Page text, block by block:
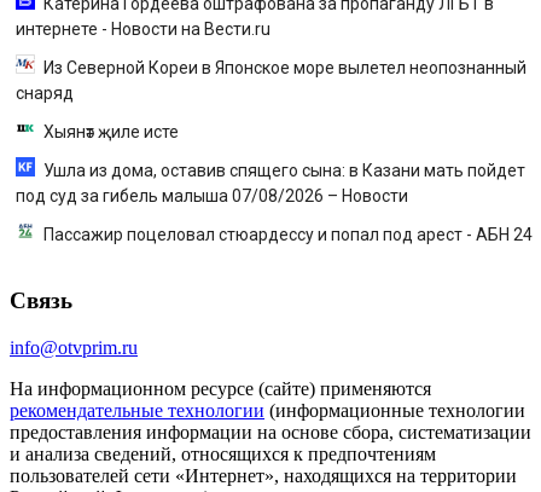
интернете - Новости на Вести.ru
Из Северной Кореи в Японское море вылетел неопознанный
снаряд
Хыянәт җиле исте
Ушла из дома, оставив спящего сына: в Казани мать пойдет
под суд за гибель малыша 07/08/2026 – Новости
Пассажир поцеловал стюардессу и попал под арест - АБН 24
Связь
info@otvprim.ru
На информационном ресурсе (сайте) применяются
рекомендательные технологии (информационные технологии
предоставления информации на основе сбора, систематизации
и анализа сведений, относящихся к предпочтениям
пользователей сети «Интернет», находящихся на территории